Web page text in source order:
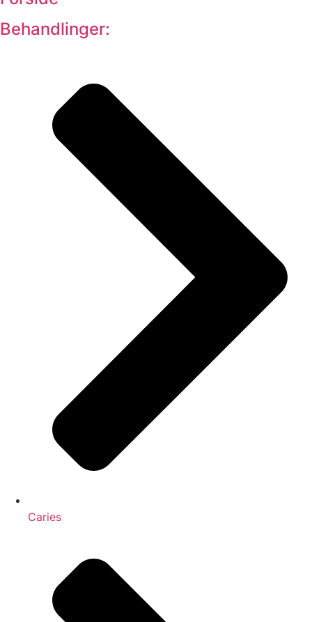
Behandlinger:
Caries